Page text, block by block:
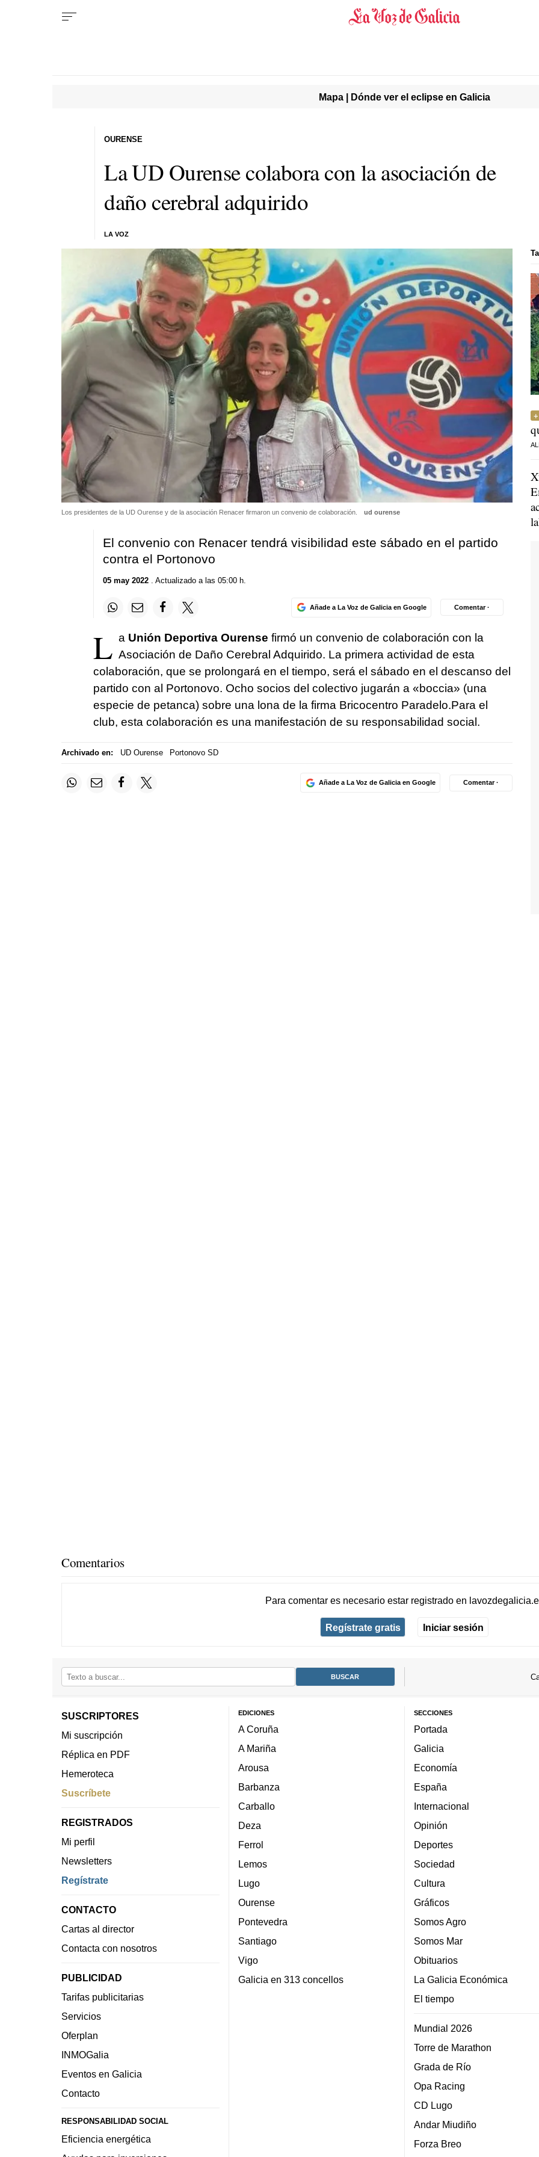
Mapa | Dónde ver el eclipse en Galicia
La UD Ourense colabora con la asociación de
daño cerebral adquirido
LA VOZ
OURENSE
Los presidentes de la UD Ourense y de la asociación Renacer firmaron un convenio de colaboración. ud ourense
El convenio con Renacer tendrá visibilidad este sábado en el partido
contra el Portonovo
05 may 2022. Actualizado a las 05:00 h.
Añade a La Voz de Galicia en Google Comentar ·
L a Unión Deportiva Ourense firmó un convenio de colaboración con la
Asociación de Daño Cerebral Adquirido. La primera actividad de esta
colaboración, que se prolongará en el tiempo, será el sábado en el descanso del
partido con al Portonovo. Ocho socios del colectivo jugarán a «boccia» (una
especie de petanca) sobre una lona de la firma Bricocentro Paradelo.Para el
club, esta colaboración es una manifestación de su responsabilidad social.
Archivado en: UD Ourense Portonovo SD
Añade a La Voz de Galicia en Google Comentar ·
Comentarios
Para comentar es necesario estar registradoen
Regístrate gratis Iniciar sesión
SUSCRIPTORES
Mi suscripción
Réplica en PDF
Hemeroteca
Suscríbete
REGISTRADOS
Mi perfil
Newsletters
Regístrate
CONTACTO
Cartas al director
Contacta con nosotros
PUBLICIDAD
Tarifas publicitarias
Servicios
Oferplan
INMOGalia
Eventos en Galicia
Contacto
RESPONSABILIDAD SOCIAL
Eficiencia energética
EDICIONES
A Coruña
A Mariña
Arousa
Barbanza
Carballo
Deza
Ferrol
Lemos
Lugo
Ourense
Pontevedra
Santiago
Vigo
Galicia en 313 concellos
SECCIONES
Portada
Galicia
Economía
España
Internacional
Opinión
Deportes
Sociedad
Cultura
Gráficos
Somos Agro
Somos Mar
Obituarios
La Galicia Económica
El tiempo
Mundial 2026
Torre de Marathon
Grada de Río
Opa Racing
CD Lugo
Andar Miudiño
Forza Breo